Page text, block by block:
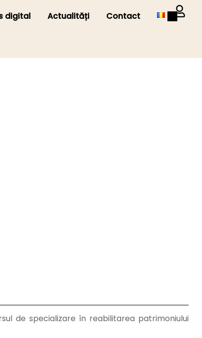
digital Actualități Contact
de specializare în reabilitarea patrimoniului